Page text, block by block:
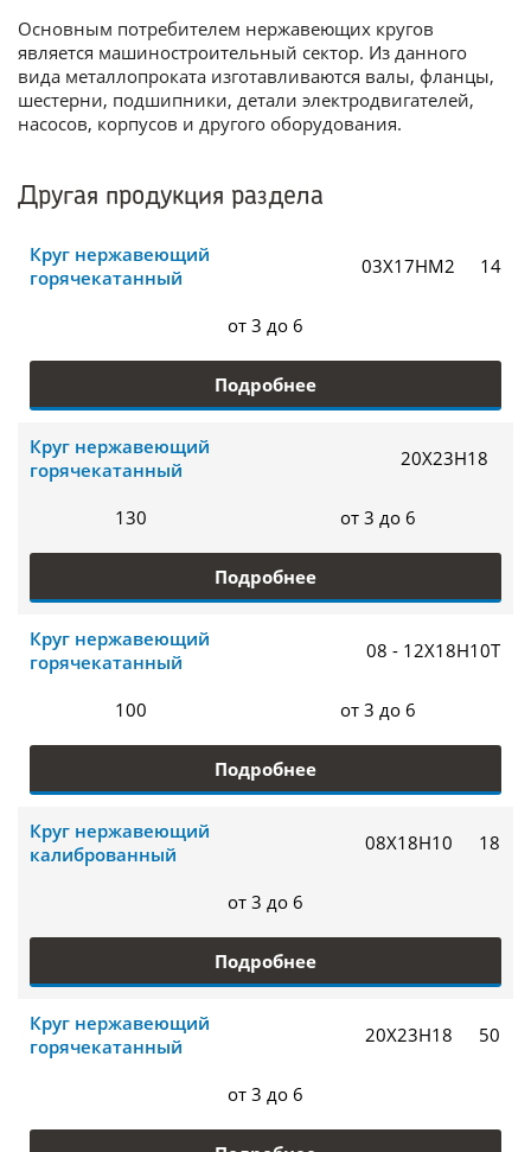
Основным потребителем нержавеющих кругов
является машиностроительный сектор. Из данного
вида металлопроката изготавливаются валы, фланцы,
шестерни, подшипники, детали электродвигателей,
насосов, корпусов и другого оборудования.
Другая продукция раздела
Круг нержавеющий
горячекатанный
03Х17НМ2 14
от 3 до 6
Подробнее
Круг нержавеющий
горячекатанный
20Х23Н18
130 от 3 до 6
Подробнее
Круг нержавеющий
горячекатанный
08 - 12Х18Н10Т
100 от 3 до 6
Подробнее
Круг нержавеющий
калиброванный
08Х18Н10 18
от 3 до 6
Подробнее
Круг нержавеющий
горячекатанный
20Х23Н18 50
от 3 до 6